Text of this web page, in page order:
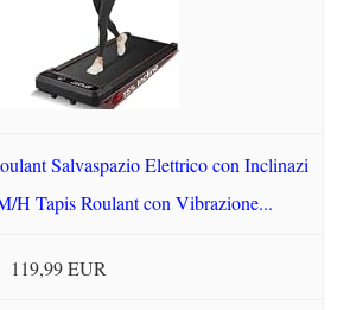
Salvaspazio Elettrico con Inclinazi
H Tapis Roulant con Vibrazione...
119,99 EUR